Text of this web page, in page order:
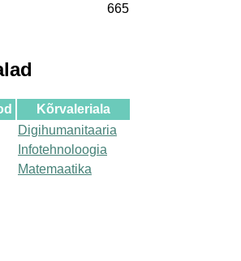
665
Kõrvaleriala
Digihumanitaaria
Infotehnoloogia
Matemaatika